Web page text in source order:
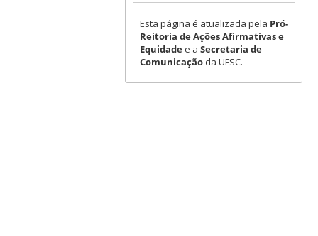
Esta página é atualizada pela Pró-
Reitoria de Ações Afirmativas e
Equidadee a Secretaria de
Comunicaçãoda UFSC.